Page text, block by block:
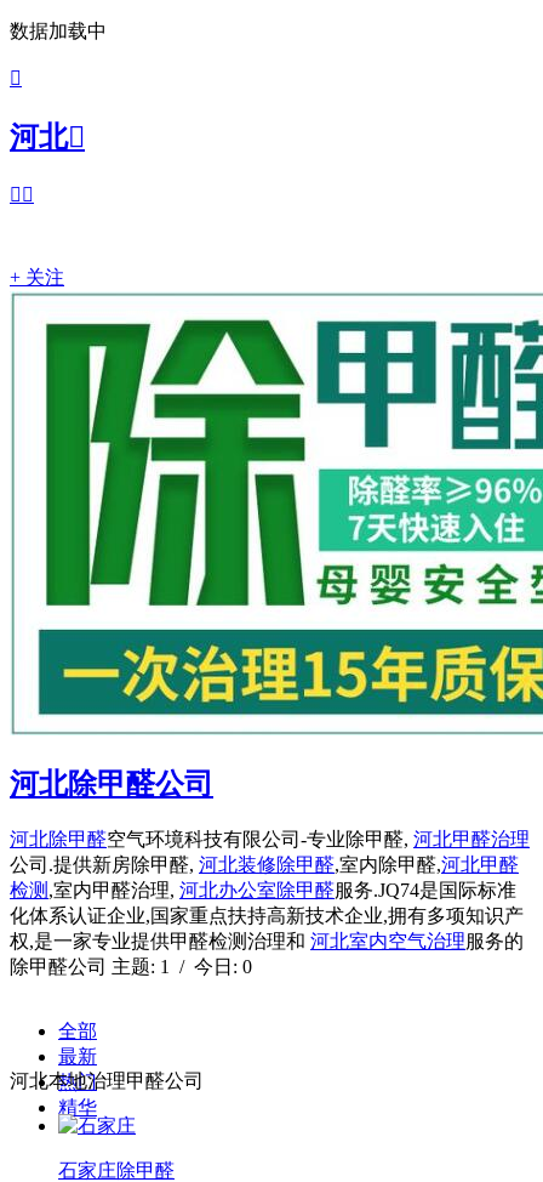
数据加载中

河北
 
+ 关注
河北除甲醛公司
河北除甲醛空气环境科技有限公司-专业除甲醛, 河北甲醛治理
公司.提供新房除甲醛, 河北装修除甲醛,室内除甲醛,河北甲醛
检测 ,室内甲醛治理, 河北办公室除甲醛服务.JQ74是国际标准
化体系认证企业,国家重点扶持高新技术企业,拥有多项知识产
权,是一家专业提供甲醛检测治理和 河北室内空气治理服务的
除甲醛公司 主题: 1 / 今日: 0
全部
最新
热门
精华
河北本地治理甲醛公司
石家庄除甲醛